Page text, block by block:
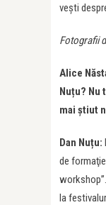
vești
Fotografii
Alice
Nuțu? Nu
mai știut
Dan Nuțu:
de
la